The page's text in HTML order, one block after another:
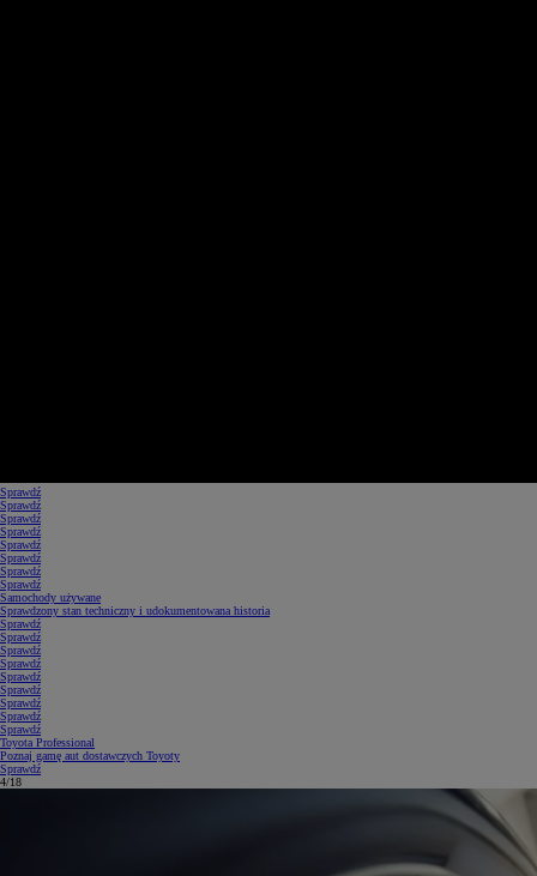
Sprawdź
Sprawdź
Sprawdź
Sprawdź
Sprawdź
Sprawdź
Sprawdź
Sprawdź
Samochody używane
Sprawdzony stan techniczny i udokumentowana historia
Sprawdź
Sprawdź
Sprawdź
Sprawdź
Sprawdź
Sprawdź
Sprawdź
Sprawdź
Sprawdź
Toyota Professional
Poznaj gamę aut dostawczych Toyoty
Sprawdź
5/18